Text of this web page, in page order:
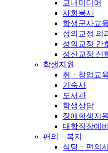
교내미디어
사회봉사
학생군사교
성의교정 의
성의교정 간
성신교정 신
학생지원
취ㆍ창업교
기숙사
도서관
학생상담
장애학생지원
대학직장예
편의ㆍ복지
식당ㆍ편의